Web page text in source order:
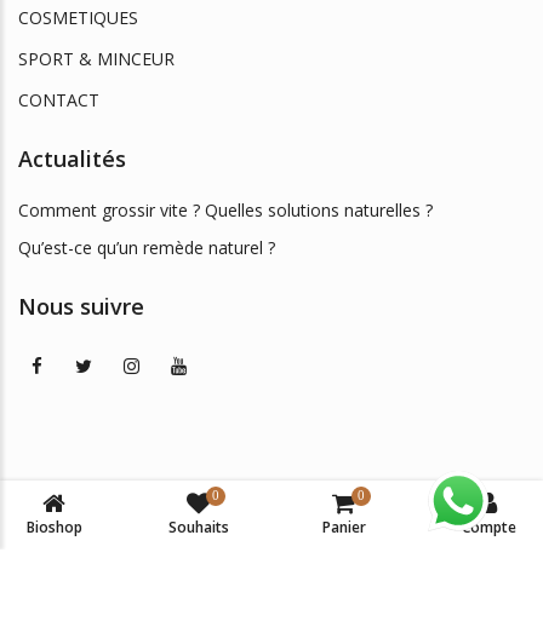
COSMETIQUES
SPORT & MINCEUR
CONTACT
Actualités
Comment grossir vite ? Quelles solutions naturelles ?
Qu’est-ce qu’un remède naturel ?
Nous suivre
© 2026 BIOSHOP DAKAR. All Rights Reserved. -
Mentions
légales
Bioshop
0
Souhaits
0
Panier Compte